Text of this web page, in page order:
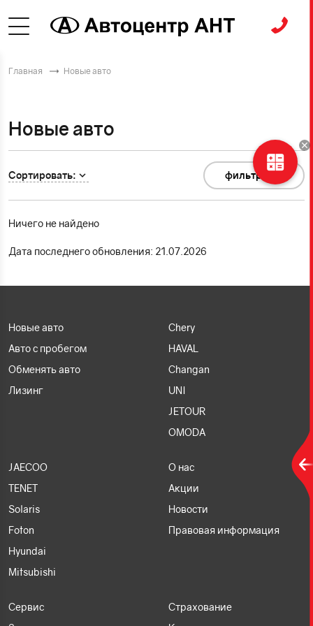
Главная Новые авто
Новые авто
Сортировать: фильтр 0
Ничего не найдено
Дата последнего обновления: 21.07.2026
Новые авто
Авто с пробегом
Обменять авто
Лизинг
Chery
HAVAL
Changan
UNI
JETOUR
OMODA
JAECOO
TENET
Solaris
Foton
Hyundai
Mitsubishi
О нас
Акции
Новости
Правовая информация
Сервис
Страхование